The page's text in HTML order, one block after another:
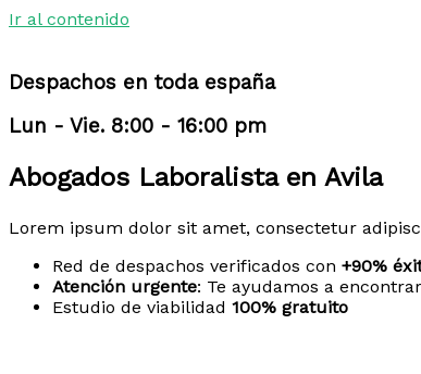
Ir al contenido
Despachos en toda españa
Lun - Vie. 8:00 - 16:00 pm
Abogados Laboralista en Avila
Lorem ipsum dolor sit amet, consectetur
Red de despachos verificados con +90%
Atención urgente: Te ayudamos a
Estudio de viabilidad 100% gratuito